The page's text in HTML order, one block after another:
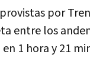
por
entre los
1 hora y 21